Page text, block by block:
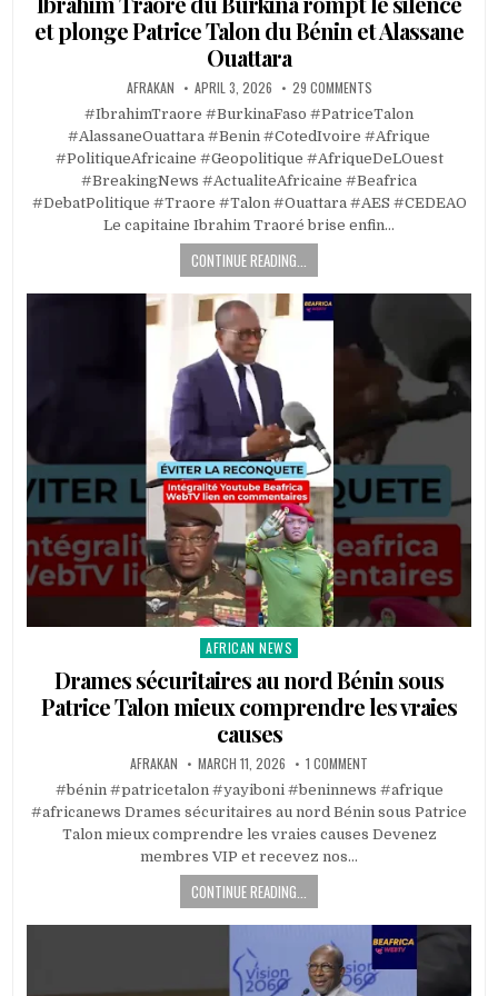
et plonge Patrice Talon du Bénin et Alassane
Ouattara
AFRAKAN APRIL 3, 2026 29 COMMENTS
#IbrahimTraore #BurkinaFaso #PatriceTalon
#AlassaneOuattara #Benin #CotedIvoire #Afrique
#PolitiqueAfricaine #Geopolitique #AfriqueDeLOuest
#BreakingNews #ActualiteAfricaine #Beafrica
#DebatPolitique #Traore #Talon #Ouattara #AES #CEDEAO
Le capitaine Ibrahim Traoré brise enfin…
CONTINUE READING...
Posted
AFRICAN NEWS
Drames sécuritaires au nord Bénin sous
Patrice Talon mieux comprendre les vraies
causes
AFRAKAN MARCH 11, 2026 1 COMMENT
#bénin #patricetalon #yayiboni #beninnews #afrique
#africanews Drames sécuritaires au nord Bénin sous Patrice
Talon mieux comprendre les vraies causes Devenez
membres VIP et recevez nos…
CONTINUE READING...